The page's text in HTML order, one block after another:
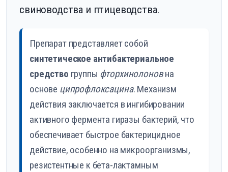
свиноводства и птицеводства.
Препарат представляет собой
синтетическое антибактериальное
средство группы фторхинолоновна
основе ципрофлоксацина. Механизм
действия заключается в ингибировании
активного фермента гиразы бактерий, что
обеспечивает быстрое бактерицидное
действие, особенно на микроорганизмы,
резистентные к бета-лактамным